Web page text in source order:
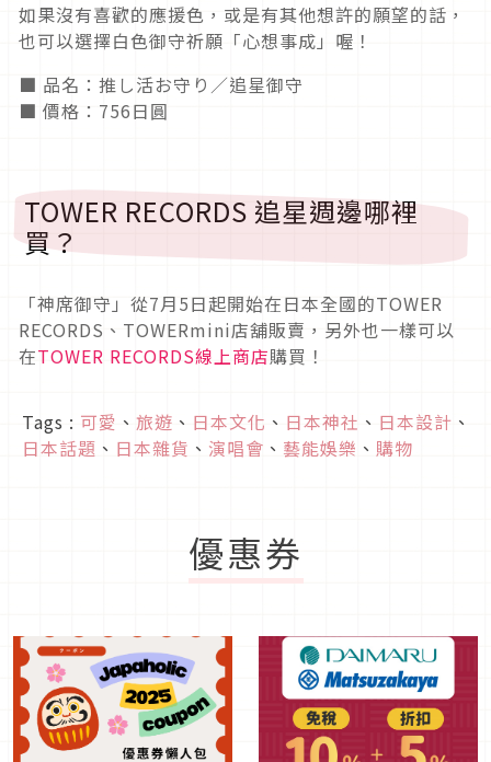
如果沒有喜歡的應援色，或是有其他想許的願望的話，
也可以選擇白色御守祈願「心想事成」喔！
■ 品名：推し活お守り／追星御守
■ 價格：756日圓
TOWER RECORDS 追星週邊哪裡
買？
「神席御守」從7月5日起開始在日本全國的TOWER
RECORDS、TOWERmini店舖販賣，另外也一樣可以
在TOWER RECORDS線上商店購買！
Tags : 可愛 、 旅遊 、 日本文化 、 日本神社 、 日本設計 、
日本話題 、 日本雜貨 、 演唱會 、 藝能娛樂 、 購物
優惠券